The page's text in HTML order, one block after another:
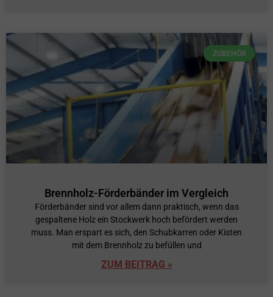
ZUBEHÖR
Brennholz-Förderbänder im Vergleich
Förderbänder sind vor allem dann praktisch, wenn das
gespaltene Holz ein Stockwerk hoch befördert werden
muss. Man erspart es sich, den Schubkarren oder Kisten
mit dem Brennholz zu befüllen und
ZUM BEITRAG »